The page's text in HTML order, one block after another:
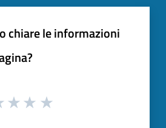
chiare le informazioni